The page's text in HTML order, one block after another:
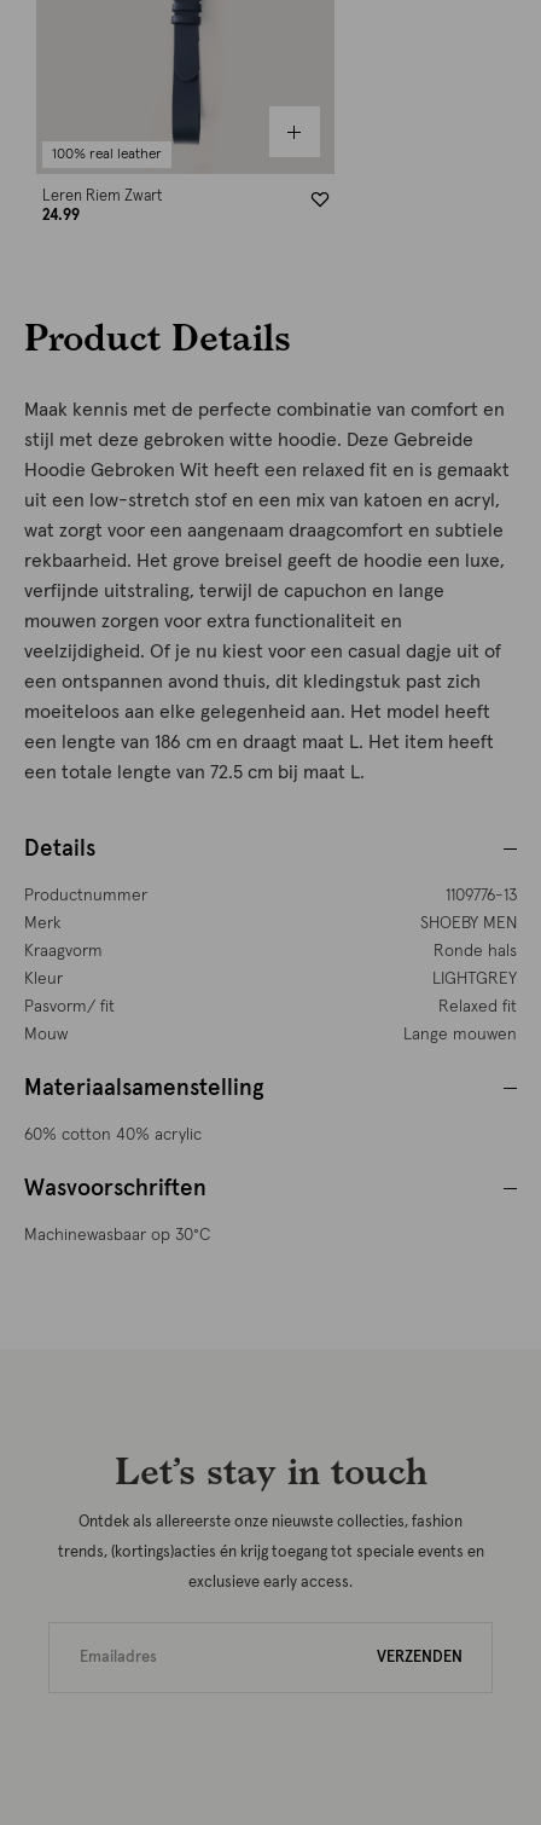
100% real leather
Leren Riem Zwart
24.99
Product Details
Maak kennis met de perfecte combinatie van comfort en
stijl met deze gebroken witte hoodie. Deze Gebreide
Hoodie Gebroken Wit heeft een relaxed fit en is gemaakt
uit een low-stretch stof en een mix van katoen en acryl,
wat zorgt voor een aangenaam draagcomfort en subtiele
rekbaarheid. Het grove breisel geeft de hoodie een luxe,
verfijnde uitstraling, terwijl de capuchon en lange
mouwen zorgen voor extra functionaliteit en
veelzijdigheid. Of je nu kiest voor een casual dagje uit of
een ontspannen avond thuis, dit kledingstuk past zich
moeiteloos aan elke gelegenheid aan. Het model heeft
een lengte van 186 cm en draagt maat L. Het item heeft
een totale lengte van 72.5 cm bij maat L.
Details
Productnummer
1109776-13
Merk
SHOEBY MEN
Kraagvorm
Ronde hals
Kleur
LIGHTGREY
Pasvorm/ fit
Relaxed fit
Mouw
Lange mouwen
Materiaalsamenstelling
60% cotton 40% acrylic
Wasvoorschriften
Machinewasbaar op 30°C
Let’s stay in touch
Ontdek als allereerste onze nieuwste collecties, fashion
trends, (kortings)acties én krijg toegang tot speciale events en
exclusieve early access.
VERZENDEN